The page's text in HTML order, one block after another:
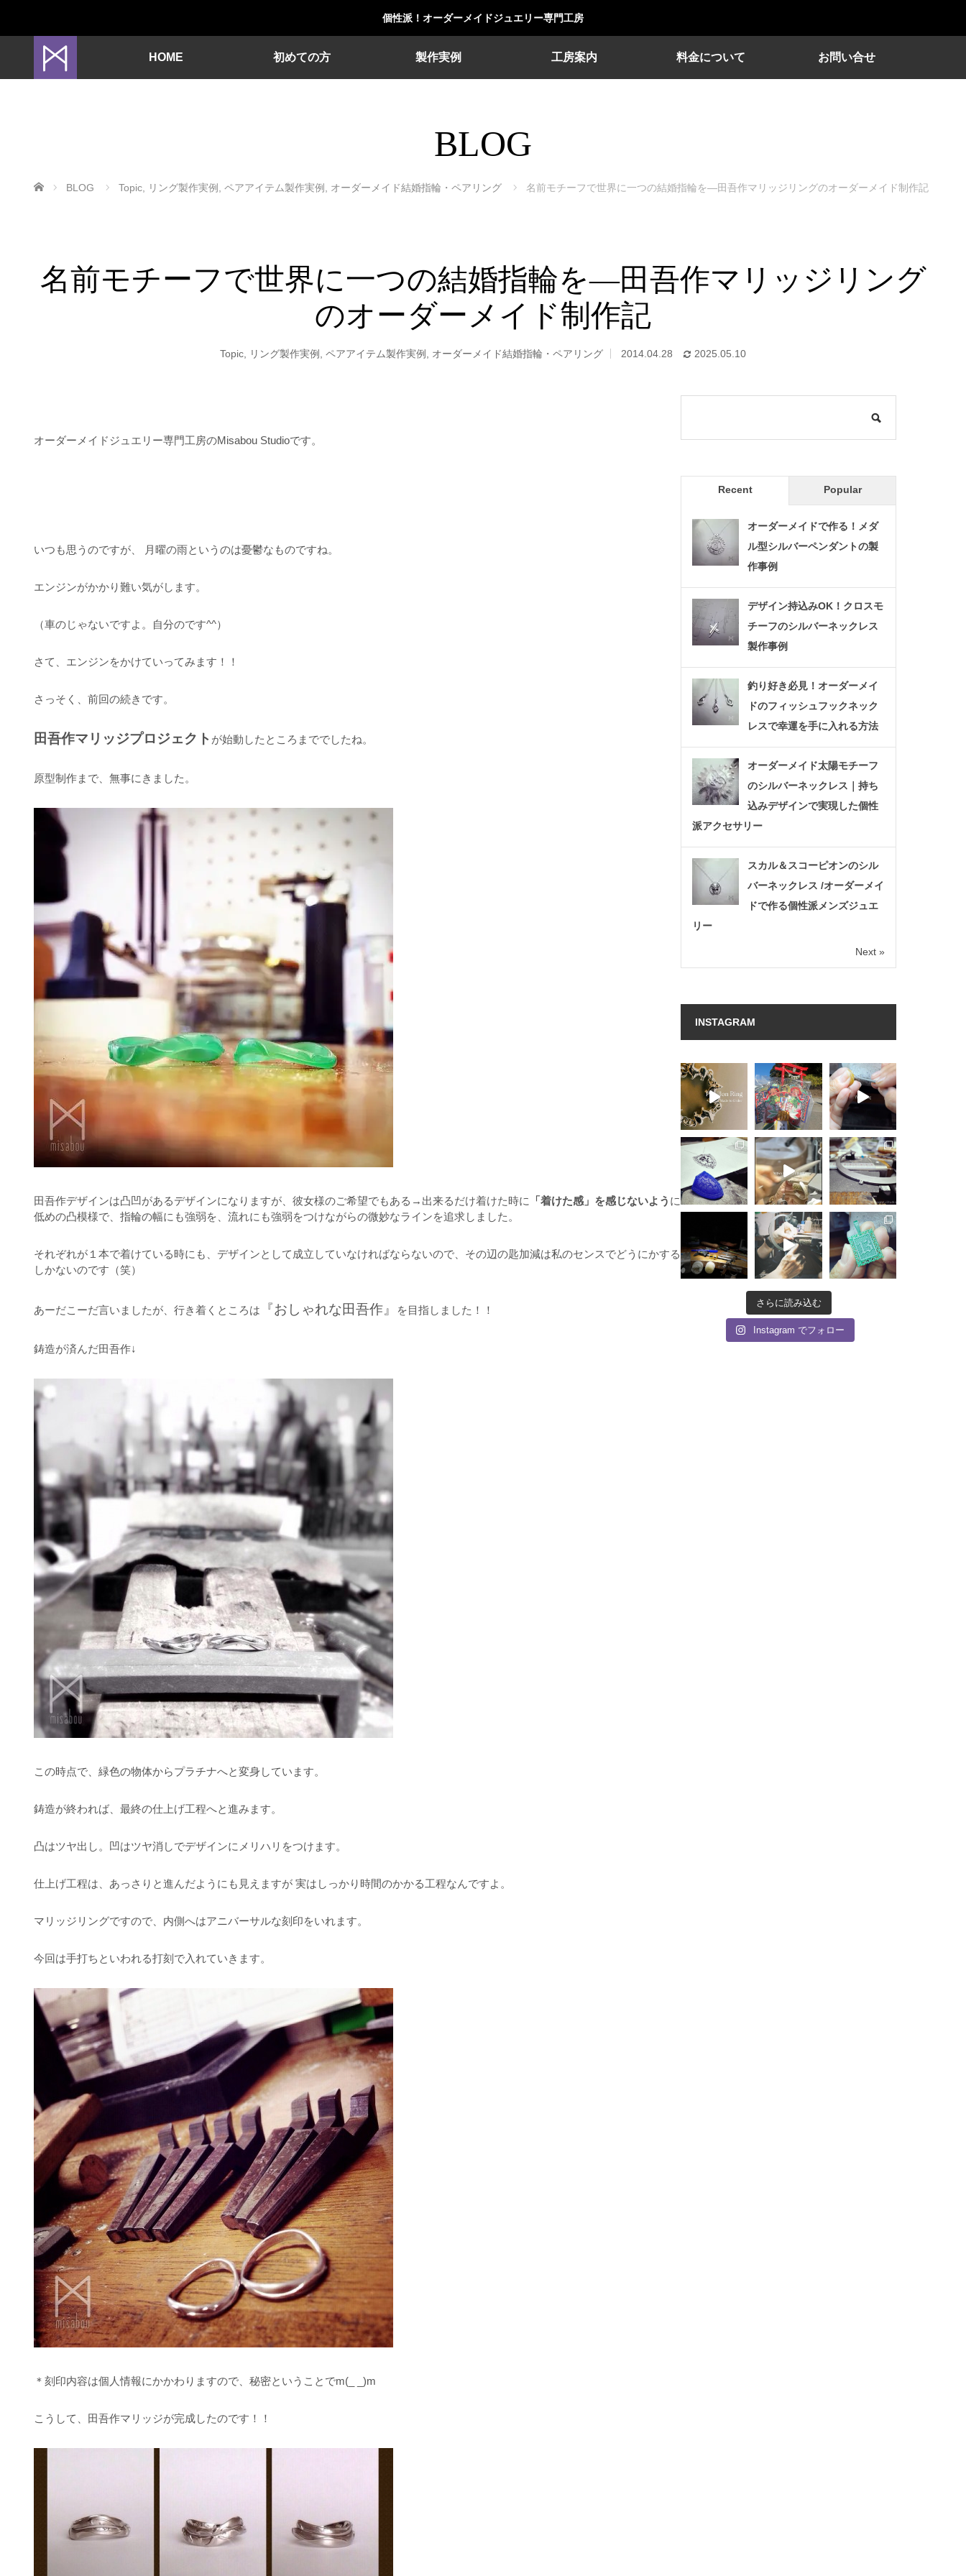
個性派！オーダーメイドジュエリー専門工房
HOME 初めての方 製作実例 工房案内 料金について お問い合せ
BLOG
ホーム BLOG Topic リング製作実例 ペアアイテム製作実例 オーダーメイド結婚指輪・ペアリング 名前モチーフで世界に一つの結婚指輪を—田吾作マリッジリングのオーダーメイド制作記
名前モチーフで世界に一つの結婚指輪を—田吾作マリッジリング
のオーダーメイド制作記
Topic リング製作実例 ペアアイテム製作実例 オーダーメイド結婚指輪・ペアリング 2014.04.28 2025.05.10
オーダーメイドジュエリー専門工房のMisabou Studioです。
いつも思うのですが、 月曜の雨というのは憂鬱なものですね。
エンジンがかかり難い気がします。
（車のじゃないですよ。自分のです^^）
さて、エンジンをかけていってみます！！
さっそく、前回の続きです。
田吾作マリッジプロジェクト が始動したところまででしたね。
原型制作まで、無事にきました。
田吾作デザインは凸凹があるデザインになりますが、彼女様のご希望でもある→出来るだけ着けた時に 「着けた感」を感じないよう に
低めの凸模様で、指輪の幅にも強弱を、流れにも強弱をつけながらの微妙なラインを追求しました。
それぞれが１本で着けている時にも、デザインとして成立していなければならないので、その辺の匙加減は私のセンスでどうにかする
しかないのです（笑）
あーだこーだ言いましたが、行き着くところは 『おしゃれな田吾作』 を目指しました！！
鋳造が済んだ田吾作↓
この時点で、緑色の物体からプラチナへと変身しています。
鋳造が終われば、最終の仕上げ工程へと進みます。
凸はツヤ出し。凹はツヤ消しでデザインにメリハリをつけます。
仕上げ工程は、あっさりと進んだようにも見えますが 実はしっかり時間のかかる工程なんですよ。
マリッジリングですので、内側へはアニバーサルな刻印をいれます。
今回は手打ちといわれる打刻で入れていきます。
＊刻印内容は個人情報にかかわりますので、秘密ということでm(_ _)m
こうして、田吾作マリッジが完成したのです！！
Recent Popular
オーダーメイドで作る！メダ
ル型シルバーペンダントの製
作事例
デザイン持込みOK！クロスモ
チーフのシルバーネックレス
製作事例
釣り好き必見！オーダーメイ
ドのフィッシュフックネック
レスで幸運を手に入れる方法
オーダーメイド太陽モチーフ
のシルバーネックレス｜持ち
込みデザインで実現した個性
派アクセサリー
スカル＆スコーピオンのシル
バーネックレス /オーダーメイ
ドで作る個性派メンズジュエ
リー
Next »
INSTAGRAM
さらに読み込む
Instagram でフォロー